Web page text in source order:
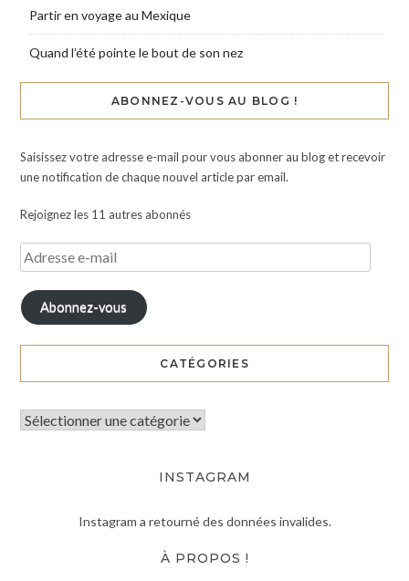
Partir en voyage au Mexique
Quand l’été pointe le bout de son nez
ABONNEZ-VOUS AU BLOG !
Saisissez votre adresse e-mail pour vous abonner au blog et recevoir
une notification de chaque nouvel article par email.
Rejoignez les 11 autres abonnés
Abonnez-vous
CATÉGORIES
INSTAGRAM
Instagram a retourné des données invalides.
À PROPOS !